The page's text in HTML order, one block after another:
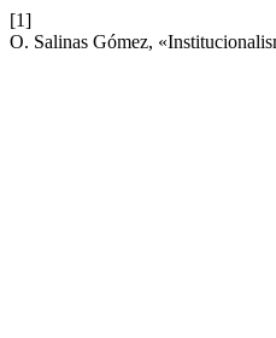
[1]
O. Salinas Gómez,